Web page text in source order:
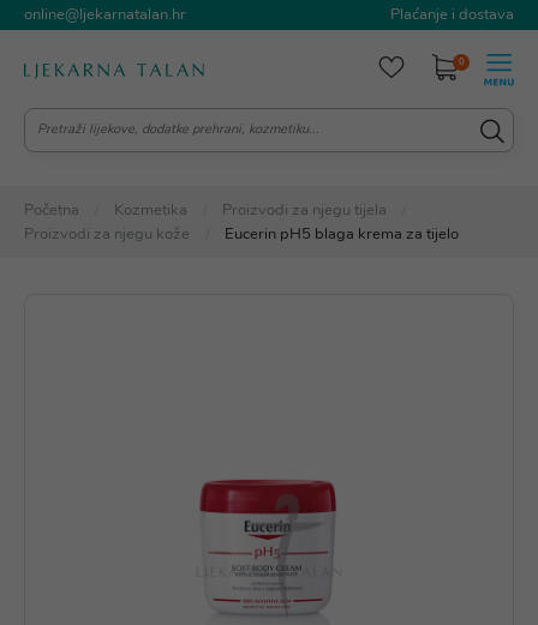
online@ljekarnatalan.hr Plaćanje i dostava
0
Početna Kozmetika
Proizvodi za njegu tijela
Proizvodi za njegu kože
Eucerin pH5 blaga krema za tijelo